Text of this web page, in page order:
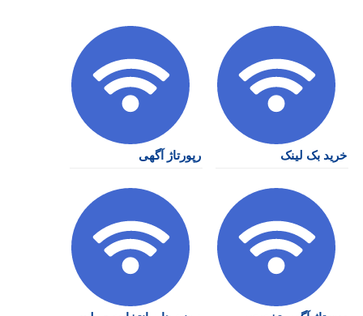
خرید بک لینک رپورتاژ آگهی